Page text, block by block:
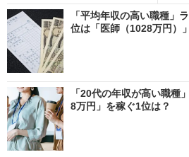
「平均年収の高い職種
位は「医師（1028万円）
「20代の年収が高い職
8万円」を稼ぐ1位は？